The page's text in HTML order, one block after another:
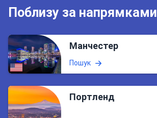
Поблизу за напрямками
Манчестер
Пошук
Портленд